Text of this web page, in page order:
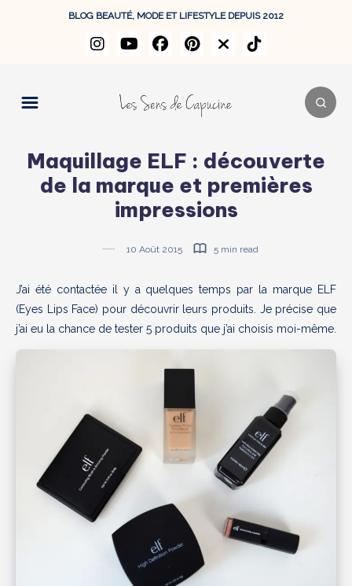
BLOG BEAUTÉ, MODE ET LIFESTYLE DEPUIS 2012
Maquillage ELF : découverte
de la marque et premières
impressions
10 Août 2015 5 min read
J’ai été contactée il y a quelques temps par la marque ELF
(Eyes Lips Face) pour découvrir leurs produits. Je précise que
j’ai eu la chance de tester 5 produits que j’ai choisis moi-même.